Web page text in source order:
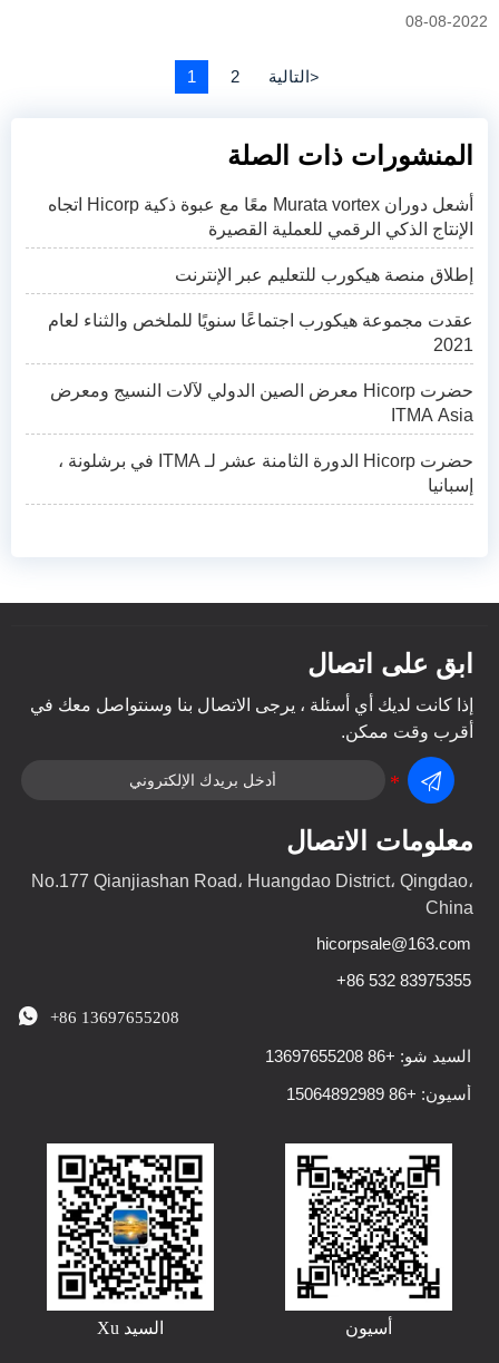
08-08-2022
1 2 التالية>
المنشورات ذات الصلة
أشعل دوران Murata vortex معًا مع عبوة ذكية Hicorp اتجاه
الإنتاج الذكي الرقمي للعملية القصيرة
إطلاق منصة هيكورب للتعليم عبر الإنترنت
عقدت مجموعة هيكورب اجتماعًا سنويًا للملخص والثناء لعام
2021
حضرت Hicorp معرض الصين الدولي لآلات النسيج ومعرض
ITMA Asia
حضرت Hicorp الدورة الثامنة عشر لـ ITMA في برشلونة ،
إسبانيا
ابق على اتصال
إذا كانت لديك أي أسئلة ، يرجى الاتصال بنا وسنتواصل معك في
أقرب وقت ممكن.

معلومات الاتصال
No.177 Qianjiashan Road، Huangdao District، Qingdao،
China
hicorpsale@163.com
+86 532 83975355
 +86 13697655208
السيد شو: +86 13697655208
أسيون: +86 15064892989
السيد Xu أسيون